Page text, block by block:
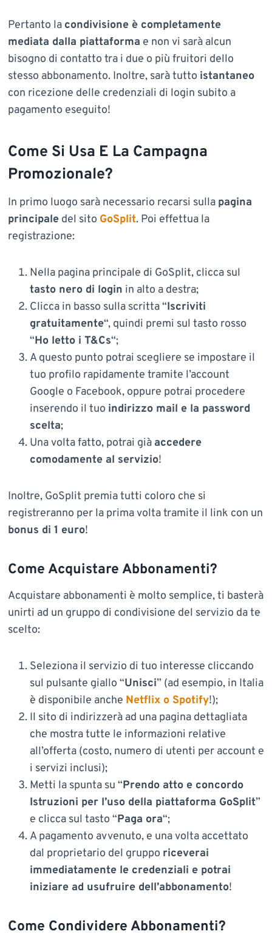
Pertanto la condivisione è completamente
mediata dalla piattaforma e non vi sarà alcun
bisogno di contatto tra i due o più fruitori dello
stesso abbonamento. Inoltre, sarà tutto istantaneo
con ricezione delle credenziali di login subito a
pagamento eseguito!
Come Si Usa E La Campagna
Promozionale?
In primo luogo sarà necessario recarsi sulla pagina
principaledel sito GoSplit. Poi effettua la
registrazione:
Nella pagina principale di GoSplit, clicca sul
tasto nero di login in alto a destra;
Clicca in basso sulla scritta “Iscriviti
gratuitamente“, quindi premi sul tasto rosso
“Ho letto i T&Cs“;
A questo punto potrai scegliere se impostare il
tuo profilo rapidamente tramite l’account
Google o Facebook, oppure potrai procedere
inserendo il tuo indirizzo mail e la password
scelta;
Una volta fatto, potrai già accedere
comodamente al servizio!
Inoltre, GoSplit premia tutti coloro che si
registreranno per la prima volta tramite il link con un
bonus di 1 euro!
Come Acquistare Abbonamenti?
Acquistare abbonamenti è molto semplice, ti basterà
unirti ad un gruppo di condivisione del servizio da te
scelto:
Seleziona il servizio di tuo interesse cliccando
sul pulsante giallo “Unisci” (ad esempio, in Italia
è disponibile anche Netflix o Spotify!);
Il sito di indirizzerà ad una pagina dettagliata
che mostra tutte le informazioni relative
all’offerta (costo, numero di utenti per account e
i servizi inclusi);
Metti la spunta su “Prendo atto e concordo
Istruzioni per l’uso della piattaforma GoSplit”
e clicca sul tasto “Paga ora“;
A pagamento avvenuto, e una volta accettato
dal proprietario del gruppo riceverai
immediatamente le credenziali e potrai
iniziare ad usufruire dell’abbonamento!
Come Condividere Abbonamenti?